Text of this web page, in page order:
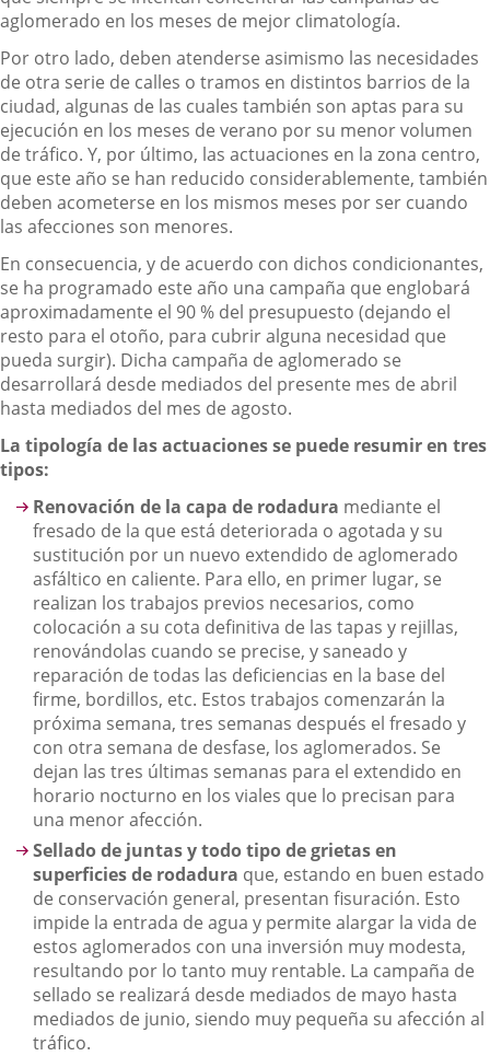
aglomerado en los meses de mejor climatología.
Por otro lado, deben atenderse asimismo las necesidades
de otra serie de calles o tramos en distintos barrios de la
ciudad, algunas de las cuales también son aptas para su
ejecución en los meses de verano por su menor volumen
de tráfico. Y, por último, las actuaciones en la zona centro,
que este año se han reducido considerablemente, también
deben acometerse en los mismos meses por ser cuando
las afecciones son menores.
En consecuencia, y de acuerdo con dichos condicionantes,
se ha programado este año una campaña que englobará
aproximadamente el 90 % del presupuesto (dejando el
resto para el otoño, para cubrir alguna necesidad que
pueda surgir). Dicha campaña de aglomerado se
desarrollará desde mediados del presente mes de abril
hasta mediados del mes de agosto.
La tipología de las actuaciones se puede resumir en tres
tipos:
Renovación de la capa de rodadura mediante el
fresado de la que está deteriorada o agotada y su
sustitución por un nuevo extendido de aglomerado
asfáltico en caliente. Para ello, en primer lugar, se
realizan los trabajos previos necesarios, como
colocación a su cota definitiva de las tapas y rejillas,
renovándolas cuando se precise, y saneado y
reparación de todas las deficiencias en la base del
firme, bordillos, etc. Estos trabajos comenzarán la
próxima semana, tres semanas después el fresado y
con otra semana de desfase, los aglomerados. Se
dejan las tres últimas semanas para el extendido en
horario nocturno en los viales que lo precisan para
una menor afección.
Sellado de juntas y todo tipo de grietas en
superficies de rodadura que, estando en buen estado
de conservación general, presentan fisuración. Esto
impide la entrada de agua y permite alargar la vida de
estos aglomerados con una inversión muy modesta,
resultando por lo tanto muy rentable. La campaña de
sellado se realizará desde mediados de mayo hasta
mediados de junio, siendo muy pequeña su afección al
tráfico.